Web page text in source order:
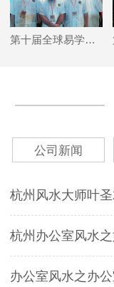
第十届全球易学名人峰会合影
公司新闻